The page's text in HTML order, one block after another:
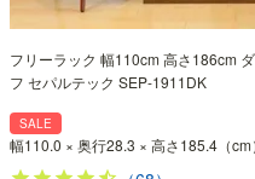
フリーラック 幅110cm 高さ186cm
フ セパルテック SEP-1911DK
SALE
幅110.0 × 奥行28.3 × 高さ185.4（cm